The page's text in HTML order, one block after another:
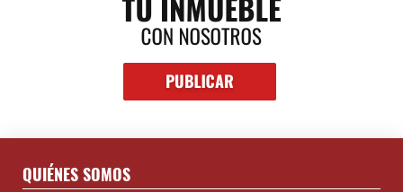
QUIÉNES SOMOS